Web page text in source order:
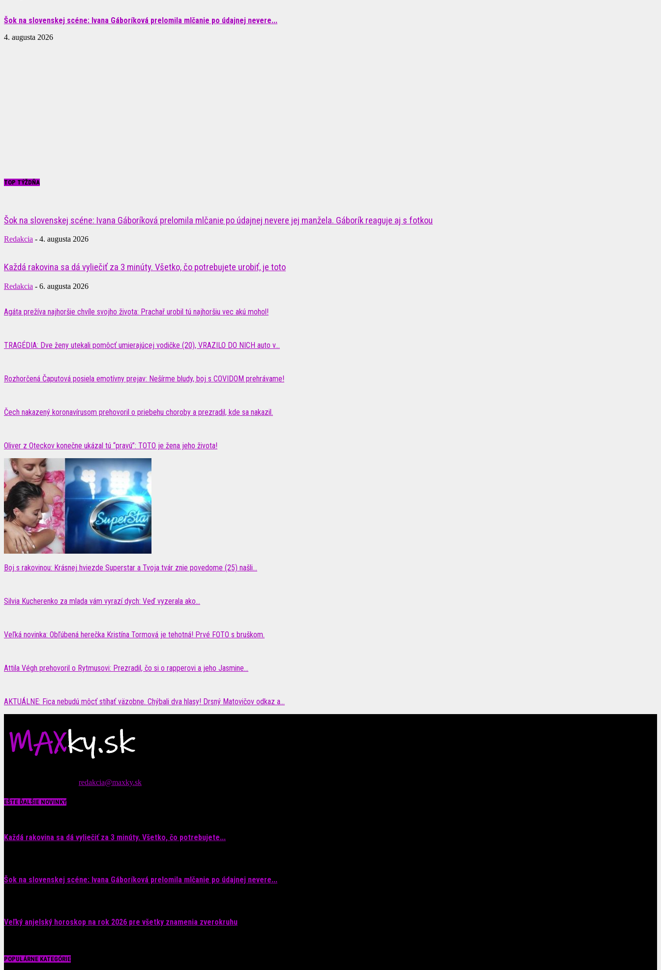
Šok na slovenskej scéne: Ivana Gáboríková prelomila mlčanie po údajnej nevere...
4. augusta 2026
TOP TÝŽDŇA
Šok na slovenskej scéne: Ivana Gáboríková prelomila mlčanie po údajnej nevere jej manžela. Gáborík reaguje aj s fotkou
Redakcia - 4. augusta 2026
Každá rakovina sa dá vyliečiť za 3 minúty. Všetko, čo potrebujete urobiť, je toto
Redakcia - 6. augusta 2026
Agáta prežíva najhoršie chvíle svojho života: Prachař urobil tú najhoršiu vec akú mohol!
TRAGÉDIA: Dve ženy utekali pomôcť umierajúcej vodičke (20), VRAZILO DO NICH auto v...
Rozhorčená Čaputová posiela emotívny prejav: Nešírme bludy, boj s COVIDOM prehrávame!
Čech nakazený koronavírusom prehovoril o priebehu choroby a prezradil, kde sa nakazil.
Oliver z Oteckov konečne ukázal tú “pravú”: TOTO je žena jeho života!
Boj s rakovinou: Krásnej hviezde Superstar a Tvoja tvár znie povedome (25) našli...
Silvia Kucherenko za mlada vám vyrazí dych: Veď vyzerala ako…
Veľká novinka: Obľúbená herečka Kristína Tormová je tehotná! Prvé FOTO s bruškom.
Attila Végh prehovoril o Rytmusovi: Prezradil, čo si o rapperovi a jeho Jasmine...
AKTUÁLNE: Fica nebudú môcť stíhať väzobne. Chýbali dva hlasy! Drsný Matovičov odkaz a...
redakcia@maxky.sk
EŠTE ĎALŠIE NOVINKY
Každá rakovina sa dá vyliečiť za 3 minúty. Všetko, čo potrebujete...
Šok na slovenskej scéne: Ivana Gáboríková prelomila mlčanie po údajnej nevere...
Veľký anjelský horoskop na rok 2026 pre všetky znamenia zverokruhu
POPULÁRNE KATEGÓRIE